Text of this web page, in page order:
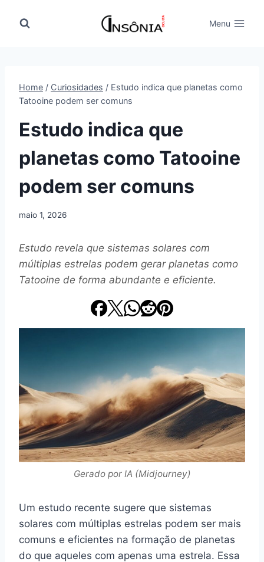
para
Menu
Home / Curiosidades / Estudo indica que planetas como
Tatooine podem ser comuns
Estudo indica que
planetas como Tatooine
podem ser comuns
maio 1, 2026
Estudo revela que sistemas solares com
múltiplas estrelas podem gerar planetas como
Tatooine de forma abundante e eficiente.
Gerado por IA (Midjourney)
Um estudo recente sugere que sistemas
solares com múltiplas estrelas podem ser mais
comuns e eficientes na formação de planetas
do que aqueles com apenas uma estrela. Essa